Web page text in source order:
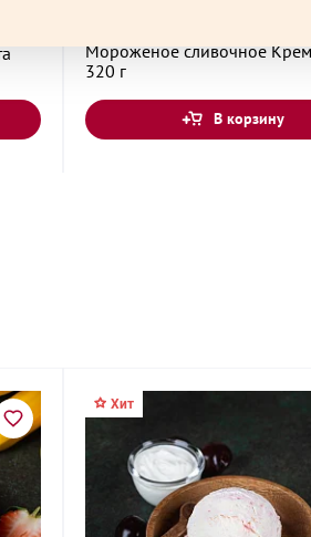
Мороженое сливочное
320 г
В корзину
Хит